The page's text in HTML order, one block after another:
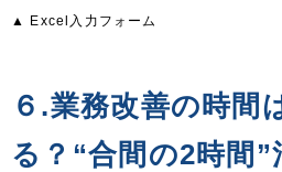
▲ Excel入力フォーム
６.業務改善の時間
る？“合間の2時間”